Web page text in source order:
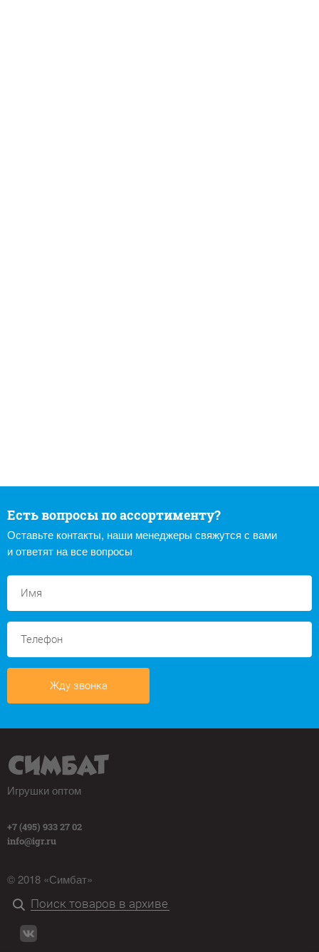
Есть вопросы по ассортименту?
Оставьте контакты, наши менеджеры свяжутся с вами
и ответят на все вопросы
Жду звонка
Игрушки оптом
+7 (495) 933 27 02
info@igr.ru
© 2018 «Симбат»